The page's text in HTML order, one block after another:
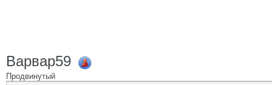
Варвар59
Продвинутый